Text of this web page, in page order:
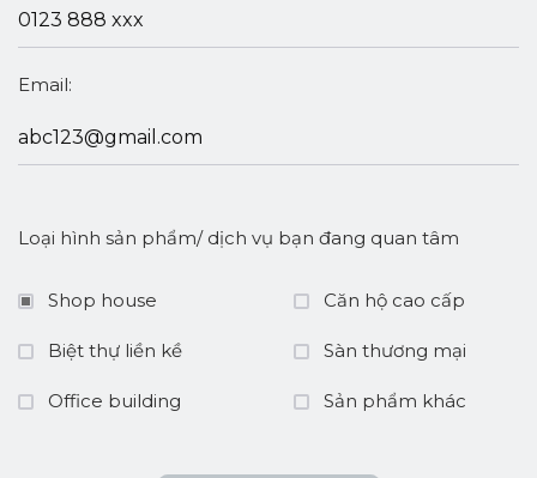
Email:
Loại hình sản phẩm/ dịch vụ bạn đang quan tâm
Shop house Căn hộ cao cấp
Biệt thự liền kề Sàn thương mại
Office building Sản phẩm khác